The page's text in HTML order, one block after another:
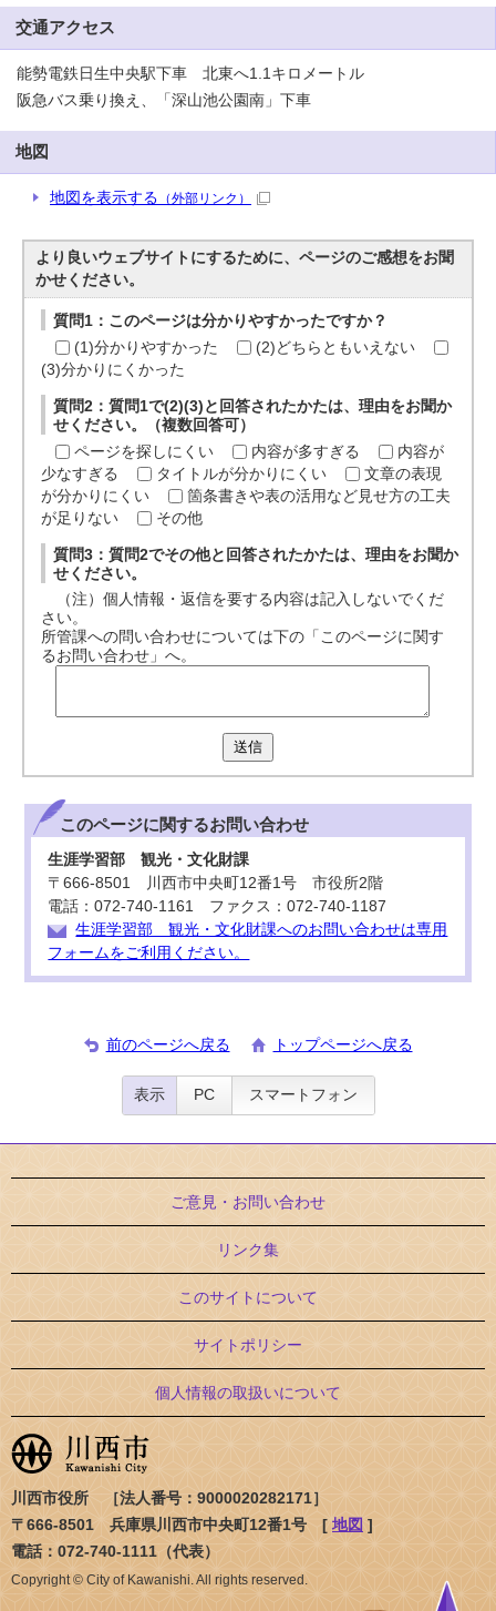
交通アクセス
能勢電鉄日生中央駅下車 北東へ1.1キロメートル
阪急バス乗り換え、「深山池公園南」下車
地図
地図を表示する （外部リンク）
より良いウェブサイトにするために、ページのご感想をお聞
かせください。
質問1：このページは分かりやすかったですか？
(1)分かりやすかった
(2)どちらともいえない
(3)分かりにくかった
質問2：質問1で(2)(3)と回答されたかたは、理由をお聞か
せください。（複数回答可）
ページを探しにくい
内容が多すぎる
内容が
少なすぎる
タイトルが分かりにくい
文章の表現
が分かりにくい
箇条書きや表の活用など見せ方の工夫
が足りない
その他
質問3：質問2でその他と回答されたかたは、理由をお聞か
せください。
（注）個人情報・返信を要する内容は記入しないでくだ
さい。
所管課への問い合わせについては下の「このページに関す
るお問い合わせ」へ。
送信
このページに関するお問い合わせ
生涯学習部 観光・文化財課
〒666-8501 川西市中央町12番1号 市役所2階
電話：072-740-1161 ファクス：072-740-1187
生涯学習部 観光・文化財課へのお問い合わせは専用
フォームをご利用ください。
前のページへ戻る トップページへ戻る
表示 PC スマートフォン
ご意見・お問い合わせ
リンク集
このサイトについて
サイトポリシー
個人情報の取扱いについて
川西市役所 ［法人番号：9000020282171］
〒666-8501 兵庫県川西市中央町12番1号 [ 地図 ]
電話：072-740-1111（代表）
Copyright © City of Kawanishi. All rights reserved.